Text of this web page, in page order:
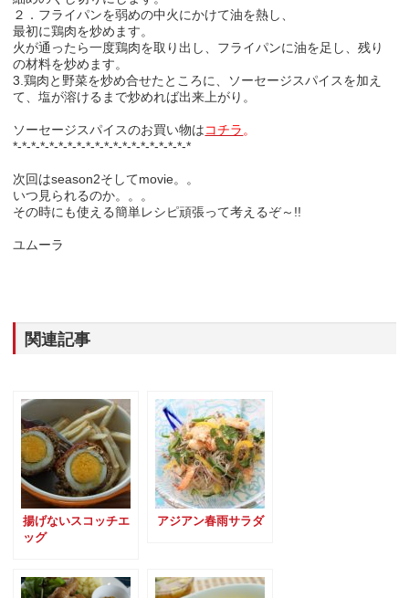
２．フライパンを弱めの中火にかけて油を熱し、
最初に鶏肉を炒めます。
火が通ったら一度鶏肉を取り出し、フライパンに油を足し、残り
の材料を炒めます。
3.鶏肉と野菜を炒め合せたところに、ソーセージスパイスを加え
て、塩が溶けるまで炒めれば出来上がり。
ソーセージスパイスのお買い物はコチラ 。
*-*-*-*-*-*-*-*-*-*-*-*-*-*-*-*-*-*-*-*
次回はseason2そしてmovie。。
いつ見られるのか。。。
その時にも使える簡単レシピ頑張って考えるぞ～!!
ユムーラ
関連記事
揚げないスコッチエ
ッグ
アジアン春雨サラダ